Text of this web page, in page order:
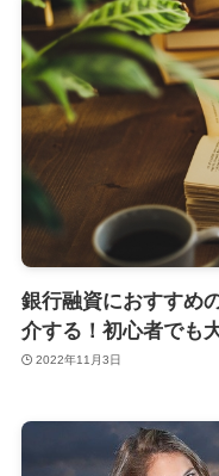
銀行融資におすすめ
介する！初心者でも
2022年11月3日